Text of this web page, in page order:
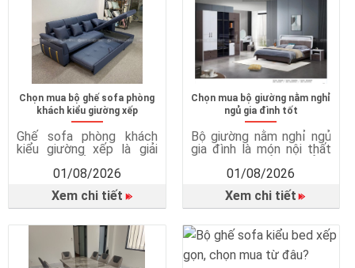
Chọn mua bộ ghế sofa phòng
khách kiểu giường xếp
Ghế sofa phòng khách
kiểu giường xếp là giải
kết hợp giữa ghế sofa và
giường ngủ trong cùng
một sản phẩm. Vì sao
cần ghế sofa giường?
Tiết kiệm diện tích hiệu
quả Sofa giường rất phù
hợp với căn hộ chung cư,
phòng ngủ nhỏ hoặc nhà
01/08/2026
Xem chi tiết
Chọn mua bộ giường nằm nghỉ
ngủ gia đình tốt
Bộ giường nằm nghỉ ngủ
gia đình là món nội thất
trực tiếp đến chất lượng
giấc ngủ, sức khỏe và sự
tiện nghi trong cuộc
sống hằng ngày. Một
chiếc giường ngủ phù
hợp không chỉ mang đến
giấc ngủ ngon mà còn
giúp bảo vệ sức khỏe, tối
01/08/2026
Xem chi tiết